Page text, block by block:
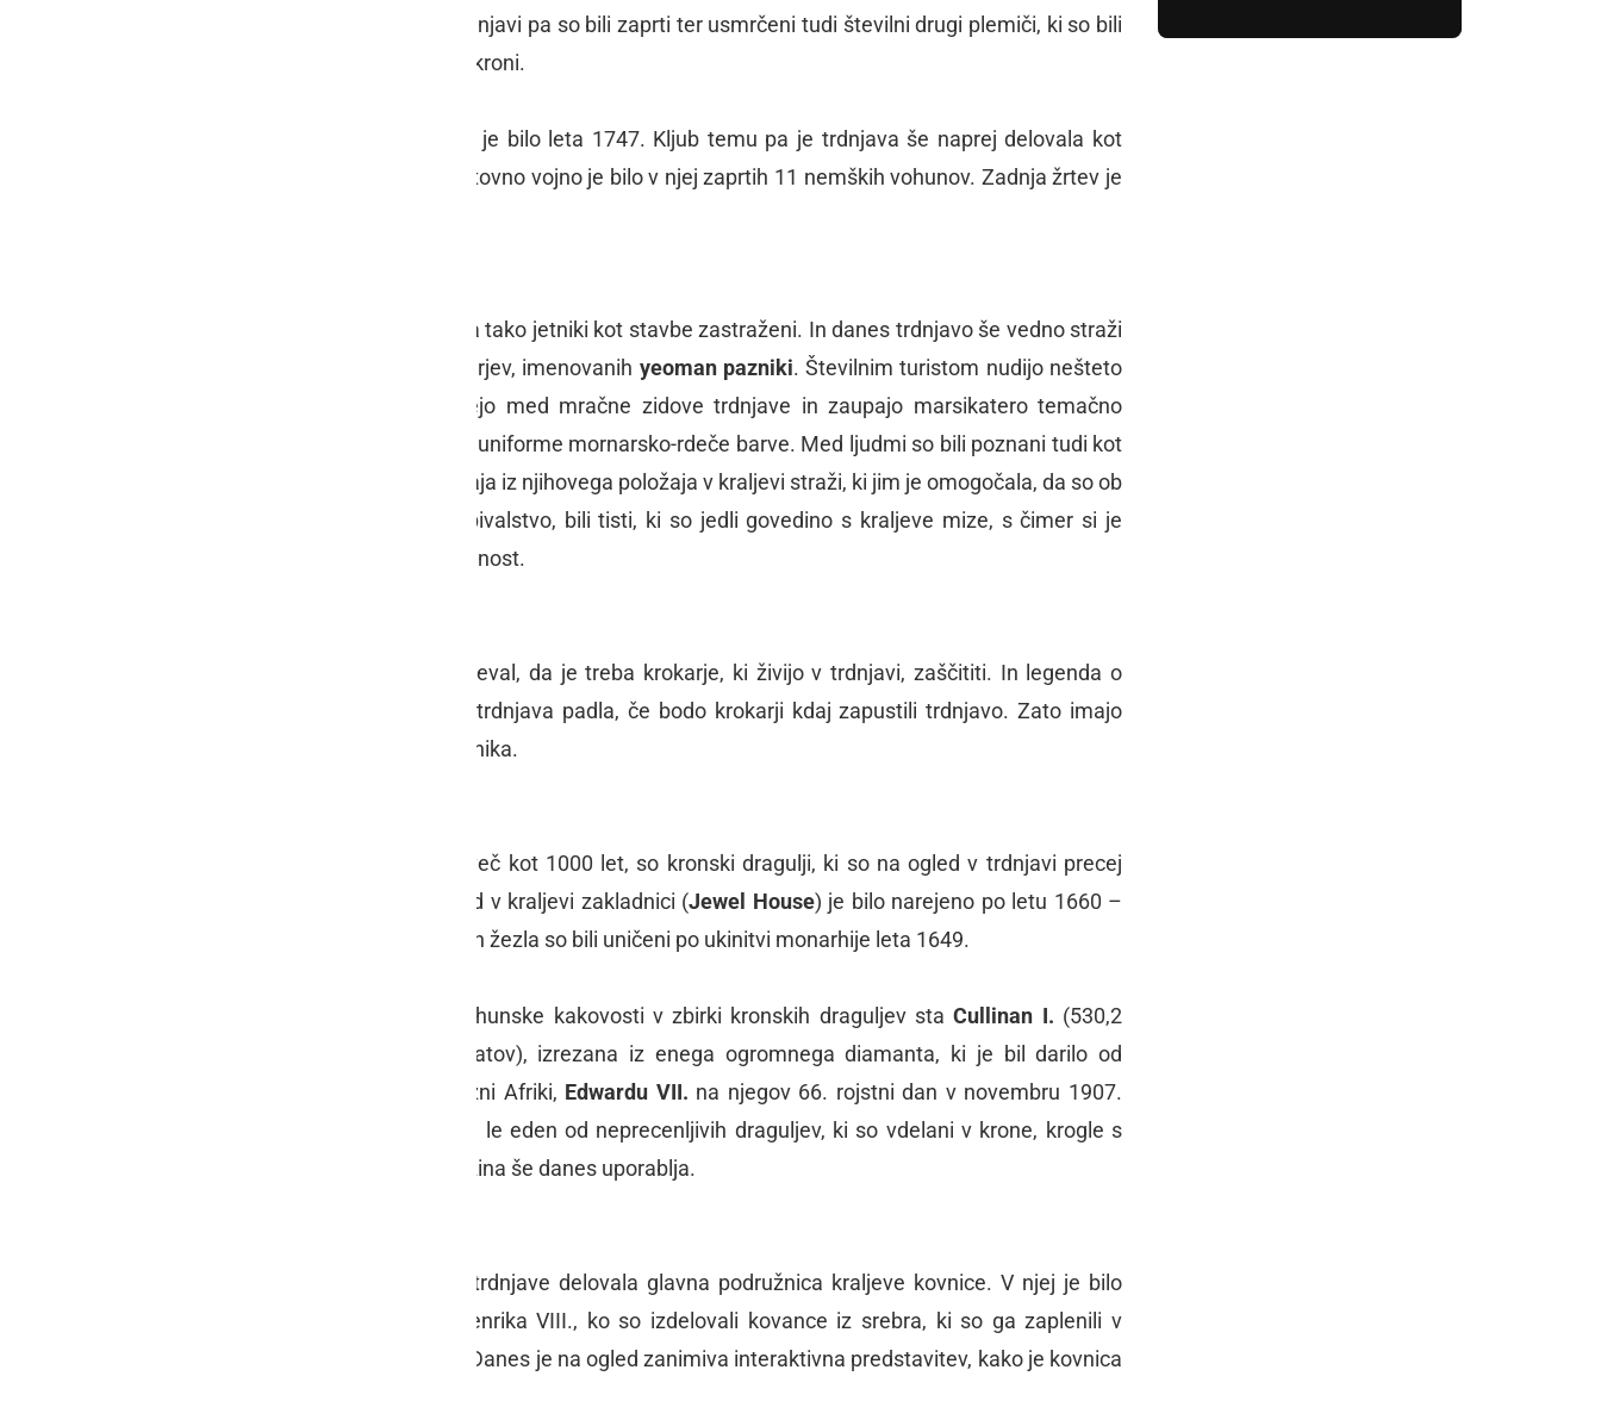
Howard, Henrikovo peto ženo. V trdnjavi pa so bili zaprti ter usmrčeni tudi številni drugi plemiči, ki so bili
zaradi kraljevskega porekla pretnja kroni.
Zadnje obglavljenje na Tower Hillu je bilo leta 1747. Kljub temu pa je trdnjava še naprej delovala kot
državna kaznilnica in med prvo svetovno vojno je bilo v njej zaprtih 11 nemških vohunov. Zadnja žrtev je
V trdnjavi so bili od samega začetka tako jetniki kot stavbe zastraženi. In danes trdnjavo še vedno straži
ta posebna skupina kraljevih stražarjev, imenovanih yeoman pazniki. Številnim turistom nudijo nešteto
zgodb in informacij, saj te popeljejo med mračne zidove trdnjave in zaupajo marsikatero temačno
zgodbo. Oblečeni so v viktorijanske uniforme mornarsko-rdeče barve. Med ljudmi so bili poznani tudi kot
''. Ta njihov vzdevek izhaja iz njihovega položaja v kraljevi straži, ki jim je omogočala, da so ob
vsej lakoti, ki je pestila ostalo prebivalstvo, bili tisti, ki so jedli govedino s kraljeve mize, s čimer si je
seveda vladar zagotovil njihovo lojalnost.
je bil tisti, ki je prvi zahteval, da je treba krokarje, ki živijo v trdnjavi, zaščititi. In legenda o
krokarjih pravi, da bo kraljestvo in trdnjava padla, če bodo krokarji kdaj zapustili trdnjavo. Zato imajo
pristrižena krila in posebnega oskrbnika.
Čeprav je tradicija kronanja stara več kot 1000 let, so kronski dragulji, ki so na ogled v trdnjavi precej
moderni. Skoraj vse, kar je na ogled v kraljevi zakladnici (Jewel House) je bilo narejeno po letu 1660 –
vse prejšnje krone, krogle s križem in žezla so bili uničeni po ukinitvi monarhije leta 1649.
Dva največja brušena diamanta vrhunske kakovosti v zbirki kronskih draguljev staCullinan I. (530,2
(317,4 karatov), izrezana iz enega ogromnega diamanta, ki je bil darilo od
predsednika Vlade Transvaal v Južni Afriki, Edwardu VII. na njegov 66. rojstni dan v novembru 1907.
Cullinan I. je največji na svetu in je le eden od neprecenljivih draguljev, ki so vdelani v krone, krogle s
križem in žezla, ki jih kraljevska družina še danes uporablja.
Več kot 500 let je znotraj obzidja trdnjave delovala glavna podružnica kraljeve kovnice. V njej je bilo
najbolj živahno med vladanjem Henrika VIII., ko so izdelovali kovance iz srebra, ki so ga zaplenili v
nedavno razpuščenih samostanih. Danes je na ogled zanimiva interaktivna predstavitev, kako je kovnica